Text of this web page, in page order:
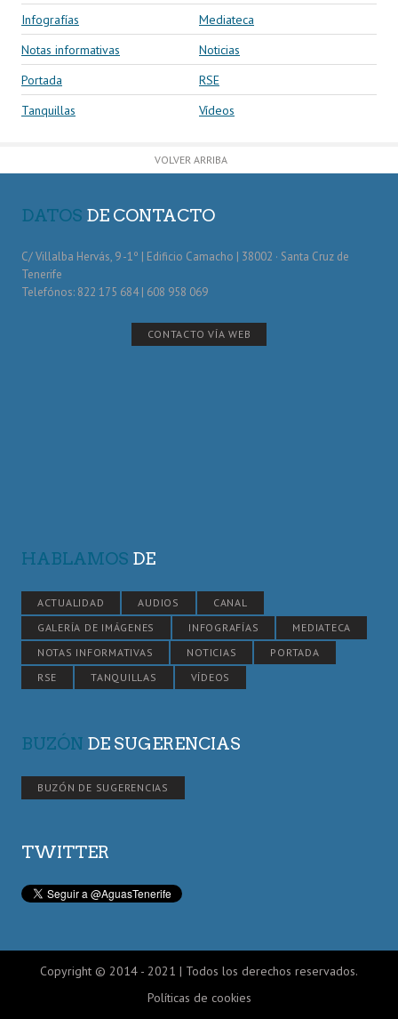
Infografías
Mediateca
Notas informativas
Noticias
Portada
RSE
Tanquillas
Vídeos
VOLVER ARRIBA
DATOS DE CONTACTO
C/ Villalba Hervás, 9 -1º | Edificio Camacho | 38002 · Santa Cruz de
Tenerife
Telefónos: 822 175 684 | 608 958 069
CONTACTO VÍA WEB
HABLAMOS DE
ACTUALIDAD AUDIOS
CANAL
GALERÍA DE IMÁGENES
INFOGRAFÍAS
MEDIATECA
NOTAS INFORMATIVAS
NOTICIAS
PORTADA
RSE
TANQUILLAS VÍDEOS
BUZÓN DE SUGERENCIAS
BUZÓN DE SUGERENCIAS
TWITTER
Copyright © 2014 - 2021 | Todos los derechos reservados.
Políticas de cookies